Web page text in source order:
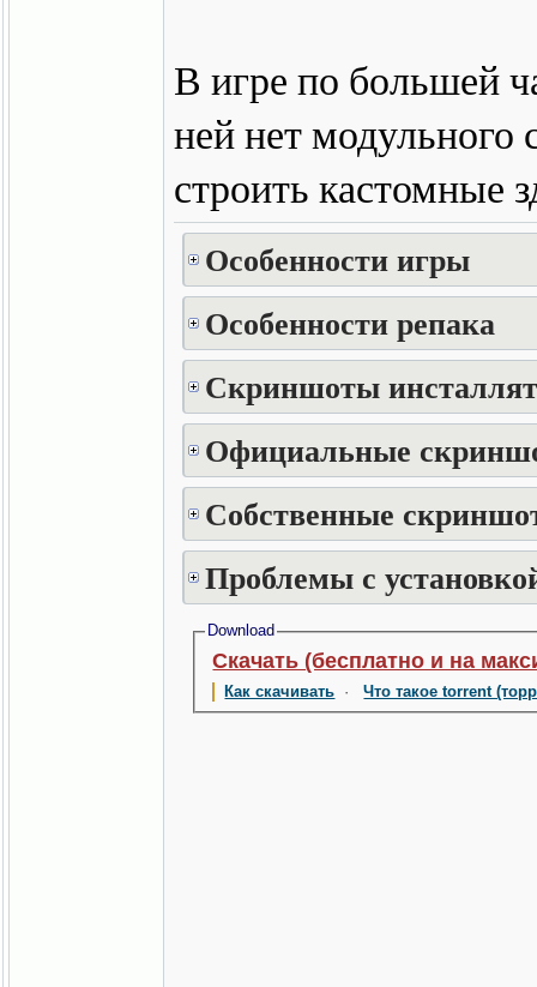
В игре по большей
ней нет
строить кастомные
Особенности игры
Особенности репака
Скриншоты
Официальные
Собственные
Проблемы с
Download
Скачать (бесплатно и на
Как скачивать ·Что такое torrent